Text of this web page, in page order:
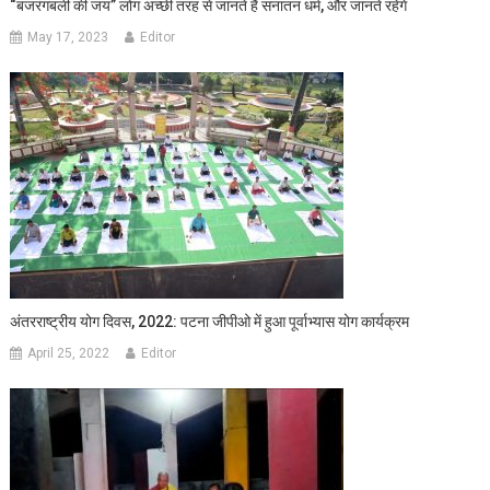
“बजरंगबली की जय” लोग अच्छी तरह से जानते हैं सनातन धर्म, और जानते रहेंगे
May 17, 2023 Editor
अंतरराष्ट्रीय योग दिवस, 2022: पटना जीपीओ में हुआ पूर्वाभ्यास योग कार्यक्रम
April 25, 2022 Editor